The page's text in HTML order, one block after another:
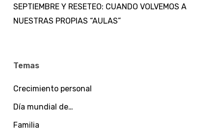
SEPTIEMBRE Y RESETEO: CUANDO VOLVEMOS A
NUESTRAS PROPIAS “AULAS”
Temas
Crecimiento personal
Día mundial de…
Familia